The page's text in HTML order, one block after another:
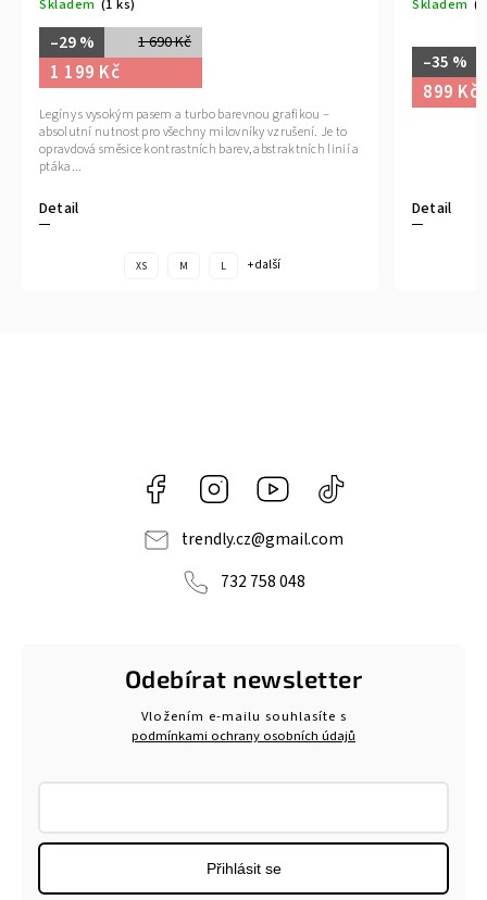
Skladem (2 ks)
1 390 Kč
–35 %
899 Kč
Detail
XS
–35
899
Detail
Facebook Instagram https://www.youtube.com/
navlnetrendu5284
trendly.cz@gmail.com
732 758 048
Odebírat newsletter
Vložením e-mailu souhlasíte s
podmínkami ochrany osobních údajů
Přihlásit se